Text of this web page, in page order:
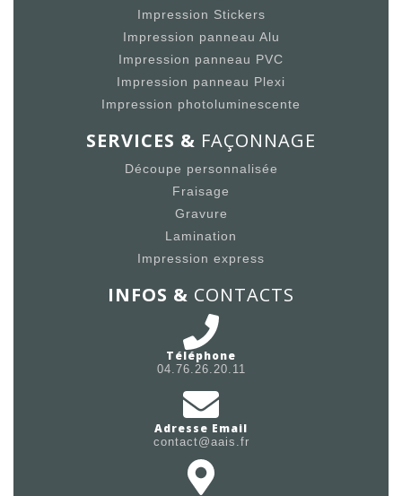
Impression Stickers
Impression panneau Alu
Impression panneau PVC
Impression panneau Plexi
Impression photoluminescente
SERVICES & FAÇONNAGE
Découpe personnalisée
Fraisage
Gravure
Lamination
Impression express
INFOS & CONTACTS
Téléphone
04.76.26.20.11
Adresse Email
contact@aais.fr